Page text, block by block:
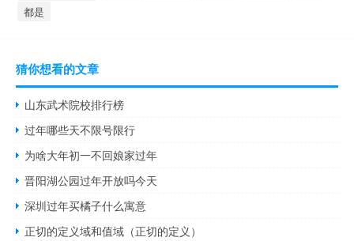
都是
猜你想看的文章
山东武术院校排行榜
过年哪些天不限号限行
为啥大年初一不回娘家过年
晋阳湖公园过年开放吗今天
深圳过年买橘子什么寓意
正切的定义域和值域（正切的定义）